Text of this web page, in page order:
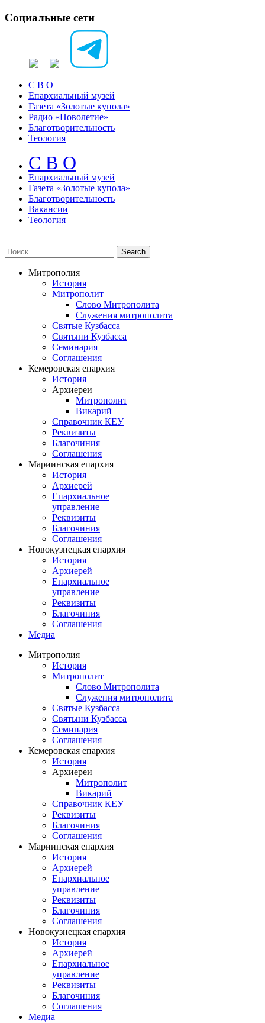
Социальные сети
С В О
Епархиальный музей
Газета «Золотые купола»
Радио «Новолетие»
Благотворительность
Теология
С В О
Епархиальный музeй
Газета «Золотые купола»
Благотворительность
Вакансии
Теология
Митрополия
История
Митрополит
Слово Митрополита
Служения митрополита
Святые Кузбасса
Святыни Кузбасса
Семинария
Соглашения
Кемеровская епархия
История
Архиереи
Митрополит
Викарий
Справочник КЕУ
Реквизиты
Благочиния
Соглашения
Мариинская епархия
История
Архиерей
Епархиальное
управление
Реквизиты
Благочиния
Соглашения
Новокузнецкая епархия
История
Архиерей
Епархиальное
управление
Реквизиты
Благочиния
Соглашения
Медиа
Митрополия
История
Митрополит
Слово Митрополита
Служения митрополита
Святые Кузбасса
Святыни Кузбасса
Семинария
Соглашения
Кемеровская епархия
История
Архиереи
Митрополит
Викарий
Справочник КЕУ
Реквизиты
Благочиния
Соглашения
Мариинская епархия
История
Архиерей
Епархиальное
управление
Реквизиты
Благочиния
Соглашения
Новокузнецкая епархия
История
Архиерей
Епархиальное
управление
Реквизиты
Благочиния
Соглашения
Медиа